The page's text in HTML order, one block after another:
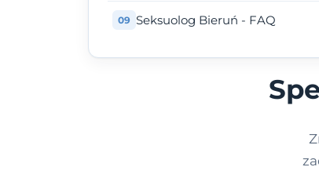
Seksuolog Bieruń - FAQ